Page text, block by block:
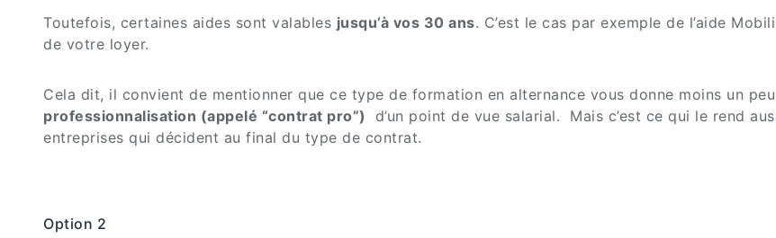
Toutefois, certaines aides sont valables jusqu’à vos 30 ans. C’est le cas par exemple de l’aide
de votre loyer.
Cela dit, il convient de mentionner que ce type de formation en alternance vous donne moins un peu
professionnalisation (appelé “contrat pro”)
d’un point de vue salarial. Mais c’est ce qui le rend
entreprises qui décident au final du type de contrat.
Option 2